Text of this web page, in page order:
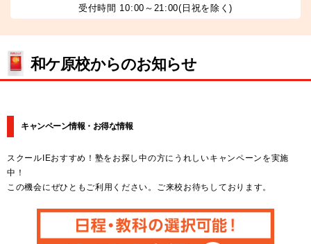
受付時間 10:00～21:00(日祝を除く)
和ケ原校からのお知らせ
キャンペーン情報・お得な情報
スクールIEおすすめ！塾をお探し中の方にうれしいキャンペーンを実施
中！
この機会にぜひともご利用ください。ご来校お待ちしております。